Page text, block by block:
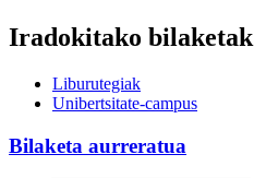
Iradokitako bilaketak
Liburutegiak
Unibertsitate-campus
Bilaketa aurreratua